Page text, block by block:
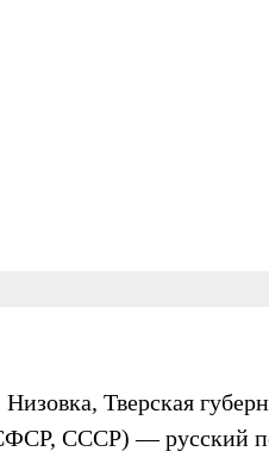
Тверская
СССР) — русский